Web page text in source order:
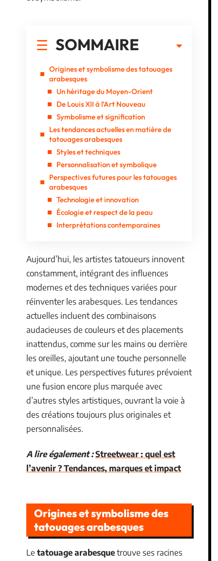
SOMMAIRE
Origines et symbolisme des tatouages
arabesques
Un héritage du Moyen-Orient
De Louis XII à l’Art Nouveau
Symbolisme et signification
Les tendances actuelles en matière de
tatouages arabesques
Styles et techniques
Personnalisation et symbolique
Perspectives futures pour les tatouages
arabesques
Technologie et innovation
Écologie et respect de la peau
Interprétations contemporaines
Aujourd’hui, les artistes tatoueurs innovent
constamment, intégrant des influences
modernes et des techniques variées pour
réinventer les arabesques. Les tendances
actuelles incluent des combinaisons
audacieuses de couleurs et des placements
inattendus, comme sur les mains ou derrière
les oreilles, ajoutant une touche personnelle
et unique. Les perspectives futures prévoient
une fusion encore plus marquée avec
d’autres styles artistiques, ouvrant la voie à
des créations toujours plus originales et
personnalisées.
A lire également :Streetwear : quel est
l’avenir ? Tendances, marques et impact
Origines et symbolisme des
tatouages arabesques
Le tatouage arabesquetrouve ses racines